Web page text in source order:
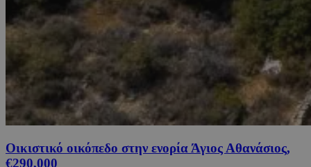
Οικιστικό οικόπεδο στην ενορία Άγιος Αθανάσιος,
€290,000